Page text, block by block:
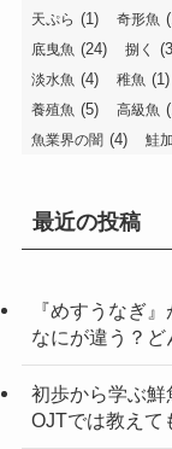
天ぷら (1) 奇形魚
底曳魚 (24) 捌く
淡水魚 (4) 稚魚 (1)
養殖魚 (5) 高級魚
魚業界の闇 (4) 鮭
最近の投稿
『めすうなぎ
なにが違う？
初歩から学ぶ鮮
OJTでは教えて